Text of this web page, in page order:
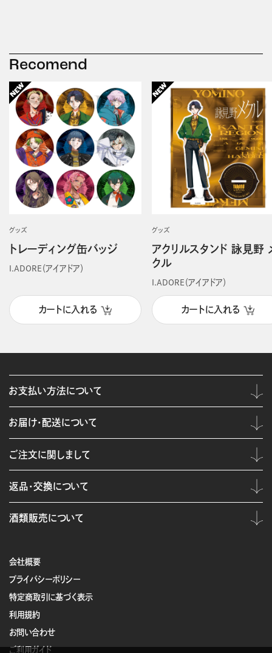
Recomend
グッズ
トレーディング缶バッジ
I.ADORE（アイアドア）
カートに入れる
グッズ
アクリルスタンド 詠見野
クル
I.ADORE（アイアドア）
カートに入れる
会社概要
プライバシーポリシー
特定商取引に基づく表示
利用規約
お問い合わせ
ご利用ガイド
お支払い方法について
お届け・配送について
ご注文に関しまして
返品・交換について
酒類販売について